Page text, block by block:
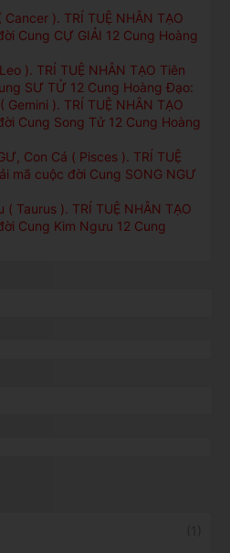
). TRÍ TUỆ NHÂN TẠO
Cung CỰ GIẢI 12 Cung Hoàng
). TRÍ TUỆ NHÂN TẠO Tiên
SƯ TỬ 12 Cung Hoàng Đạo:
). TRÍ TUỆ NHÂN TẠO
Cung Song Tử 12 Cung Hoàng
Con Cá ( Pisces ). TRÍ TUỆ
mã cuộc đời Cung SONG NGƯ
Taurus ). TRÍ TUỆ NHÂN TẠO
Cung Kim Ngưu 12 Cung